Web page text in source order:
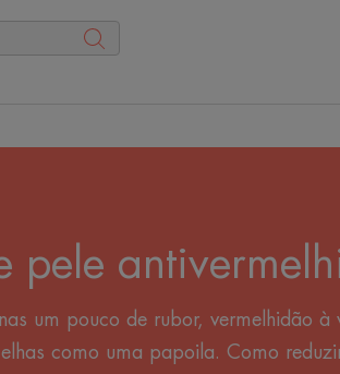
pele
um pouco de rubor, vermelhidão
como uma papoila. Como